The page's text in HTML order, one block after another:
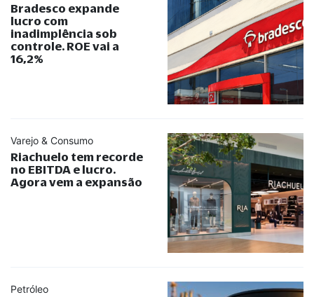
Bradesco expande
lucro com
inadimplência sob
controle. ROE vai a
16,2%
Varejo & Consumo
Riachuelo tem recorde
no EBITDA e lucro.
Agora vem a expansão
Petróleo